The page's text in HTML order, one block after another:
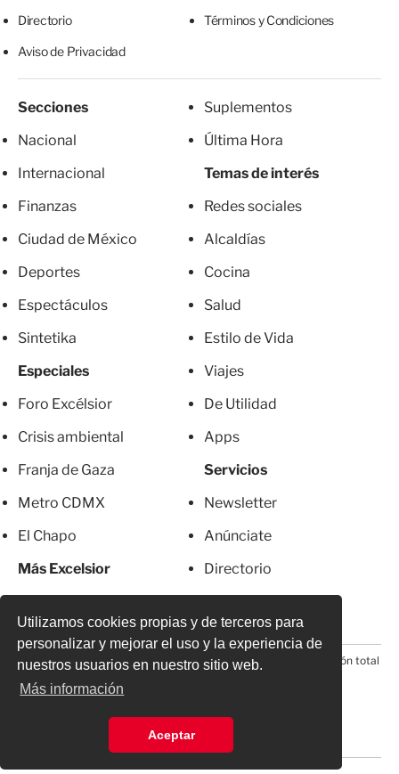
Utilizamos cookies propias y de terceros para
personalizar y mejorar el uso y la experiencia de
nuestros usuarios en nuestro sitio web.
Más información
Aceptar
Directorio Términos y Condiciones
Aviso de Privacidad
Secciones
Nacional
Internacional
Finanzas
Ciudad de México
Deportes
Espectáculos
Sintetika
Especiales
Foro Excélsior
Crisis ambiental
Franja de Gaza
Metro CDMX
El Chapo
Más Excelsior
Suplementos
Última Hora
Temas de interés
Redes sociales
Alcaldías
Cocina
Salud
Estilo de Vida
Viajes
De Utilidad
Apps
Servicios
Newsletter
Anúnciate
Directorio
© 2026 Todos los derechos reservados. Prohibida la reproducción total
o parcial, incluyendo cualquier medio electrónico*